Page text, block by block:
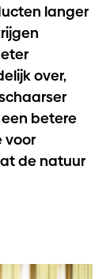
langer
over,
betere
voor
de natuur